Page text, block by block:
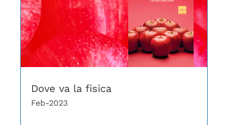
Dove va la fisica
Feb-2023